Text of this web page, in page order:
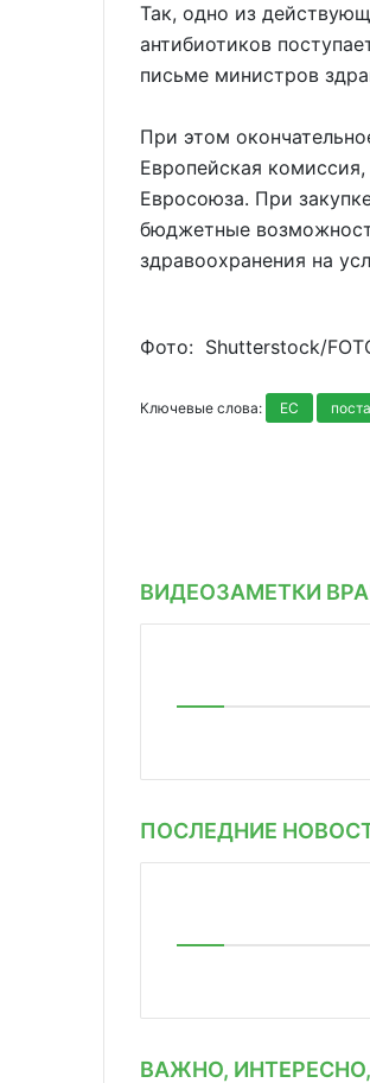
Так, одно из
антибиотиков
письме министров
При этом
Европейская
Евросоюза. При
бюджетные
здравоохранения на
Фото: Shutterstoсk/
Ключевые слова: ЕС
ВИДЕОЗАМЕТКИ
ПОСЛЕДНИЕ
ВАЖНО,